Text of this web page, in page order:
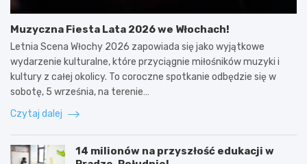
Muzyczna Fiesta Lata 2026 we Włochach!
Letnia Scena Włochy 2026 zapowiada się jako wyjątkowe
wydarzenie kulturalne, które przyciągnie miłośników muzyki i
kultury z całej okolicy. To coroczne spotkanie odbędzie się w
sobotę, 5 września, na terenie…
Czytaj dalej
14 milionów na przyszłość edukacji w